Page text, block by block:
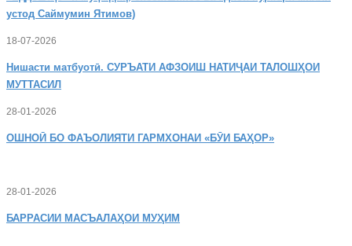
устод Саймумин Ятимов)
18-07-2026
Нишасти матбуотӣ. СУРЪАТИ АФЗОИШ НАТИҶАИ ТАЛОШҲОИ
МУТТАСИЛ
28-01-2026
ОШНОӢ БО ФАЪОЛИЯТИ ГАРМХОНАИ «БӮИ БАҲОР»
28-01-2026
БАРРАСИИ МАСЪАЛАҲОИ МУҲИМ